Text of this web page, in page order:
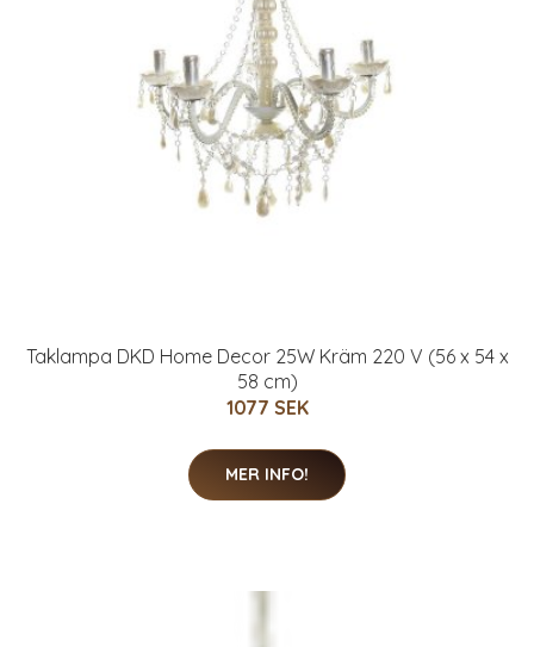
Taklampa DKD Home Decor 25W Kräm 220 V (56 x 54 x
58 cm)
1077 SEK
MER INFO!